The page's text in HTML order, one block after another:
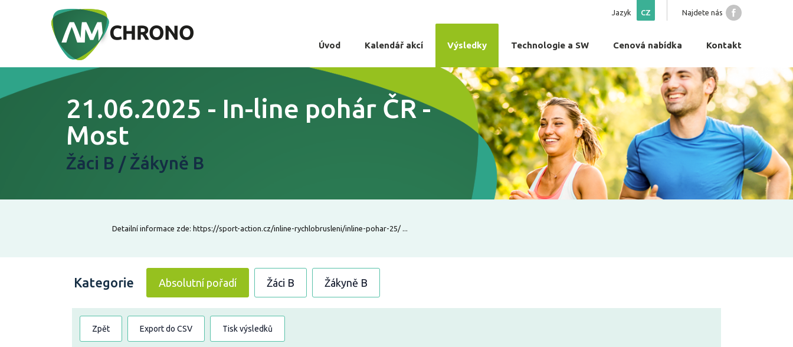
Najdete nás
Jazyk CZ
Úvod Kalendář akcí Výsledky Technologie a SW Cenová nabídka Kontakt
21.06.2025 - In-line pohár ČR -
Most
Žáci B / Žákyně B
Detailní informace zde: https://sport-action.cz/inline-rychlobrusleni/inline-pohar-25/ ...
Kategorie Absolutní pořadí Žáci B Žákyně B
Zpět Export do CSV Tisk výsledků